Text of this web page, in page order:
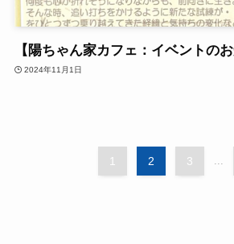
【陽ちゃん家カフェ：イベントのお
2024年11月1日
1 2 3 ...